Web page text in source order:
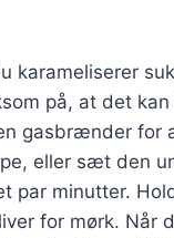
karameliserer
på, at det
gasbrænder for
eller sæt den
par minutter.
for mørk. Når